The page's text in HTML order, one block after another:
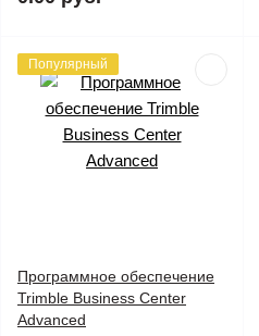
Популярный
Программное обеспечение
Trimble Business Center
Advanced